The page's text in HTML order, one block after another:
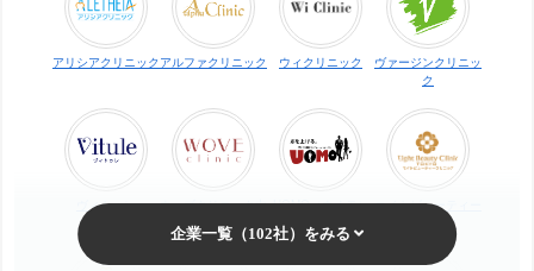
アリシアクリニック アルファクリニック ウィクリニック
ヴァージンクリニッ
ク
ヴィトゥレ
ウォブクリニック中
目黒
UOMO（ウオモ） エイトビューティー
クリニック